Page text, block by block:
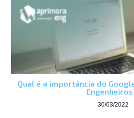
Qual é a importância do
30/03/2022